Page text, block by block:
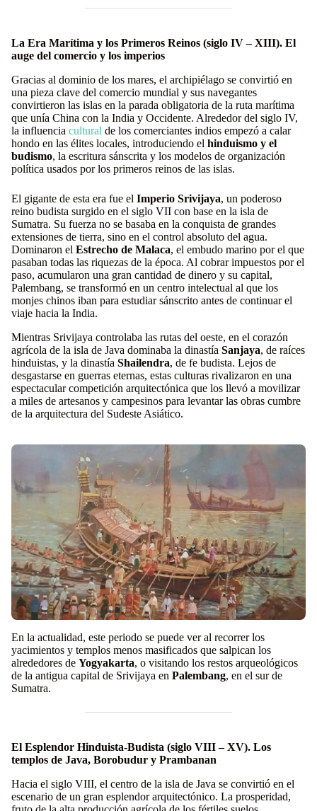
La Era Marítima y los Primeros Reinos (siglo IV – XIII). El
auge del comercio y los imperios
Gracias al dominio de los mares, el archipiélago se convirtió en
una pieza clave del comercio mundial y sus navegantes
convirtieron las islas en la parada obligatoria de la ruta marítima
que unía China con la India y Occidente. Alrededor del siglo IV,
la influencia cultural de los comerciantes indios empezó a calar
hondo en las élites locales, introduciendo el hinduismo y el
budismo, la escritura sánscrita y los modelos de organización
política usados por los primeros reinos de las islas.
El gigante de esta era fue el Imperio Srivijaya, un poderoso
reino budista surgido en el siglo VII con base en la isla de
Sumatra. Su fuerza no se basaba en la conquista de grandes
extensiones de tierra, sino en el control absoluto del agua.
Dominaron el Estrecho de Malaca, el embudo marino por el que
pasaban todas las riquezas de la época. Al cobrar impuestos por el
paso, acumularon una gran cantidad de dinero y su capital,
Palembang, se transformó en un centro intelectual al que los
monjes chinos iban para estudiar sánscrito antes de continuar el
viaje hacia la India.
Mientras Srivijaya controlaba las rutas del oeste, en el corazón
agrícola de la isla de Java dominaba la dinastía Sanjaya, de raíces
hinduistas, y la dinastía Shailendra, de fe budista. Lejos de
desgastarse en guerras eternas, estas culturas rivalizaron en una
espectacular competición arquitectónica que los llevó a movilizar
a miles de artesanos y campesinos para levantar las obras cumbre
de la arquitectura del Sudeste Asiático.
En la actualidad, este periodo se puede ver al recorrer los
yacimientos y templos menos masificados que salpican los
alrededores de Yogyakarta, o visitando los restos arqueológicos
de la antigua capital de Srivijaya en Palembang, en el sur de
Sumatra.
El Esplendor Hinduista-Budista (siglo VIII – XV). Los
templos de Java, Borobudur y Prambanan
Hacia el siglo VIII, el centro de la isla de Java se convirtió en el
escenario de un gran esplendor arquitectónico. La prosperidad,